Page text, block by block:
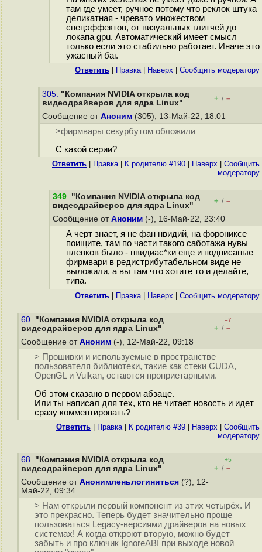
там где умеет, ручное потому что реклок штука
деликатная - чревато множеством
спецэффектов, от визуальных глитчей до
локапа gpu. Автоматический имеет смысл
только если это стабильно работает. Иначе это
ужасный баг.
Ответить Правка| Наверх Cообщить модератору
305. "Компания NVIDIA открыла код
видеодрайверов для ядра Linux"
+ / –
Сообщение от Аноним (305), 13-Май-22, 18:01
>фирмвары секурбутом обложили
С какой серии?
Ответить Правка| К родителю #190 Наверх
Cообщить
модератору
349. "Компания NVIDIA открыла код
видеодрайверов для ядра Linux"
+ / –
Сообщение от Аноним (-), 16-Май-22, 23:40
А черт знает, я не фан нвидий, на форониксе
поищите, там по части такого саботажа нувы
плевков было - нвидиас*ки еще и подписаные
фирмвари в редистрибутабельном виде не
выложили, а вы там что хотите то и делайте,
типа.
Ответить Правка| Наверх Cообщить модератору
60. "Компания NVIDIA открыла код
видеодрайверов для ядра Linux"
–7
+ / –
Сообщение от Аноним (-), 12-Май-22, 09:18
> Прошивки и используемые в пространстве
пользователя библиотеки, такие как стеки CUDA,
OpenGL и Vulkan, остаются проприетарными.
Об этом сказано в первом абзаце.
Или ты написал для тех, кто не читает новость и идет
сразу комментировать?
Ответить Правка| К родителю #39 Наверх
Cообщить
модератору
68. "Компания NVIDIA открыла код
видеодрайверов для ядра Linux"
+5
+ / –
Сообщение от Анонимленьлогиниться (?), 12-
Май-22, 09:34
> Нам открыли первый компонент из этих четырёх. И
это прекрасно. Теперь будет значительно проще
пользоваться Legacy-версиями драйверов на новых
системах! А когда откроют вторую, можно будет
забыть и про ключик IgnoreABI при выходе новой